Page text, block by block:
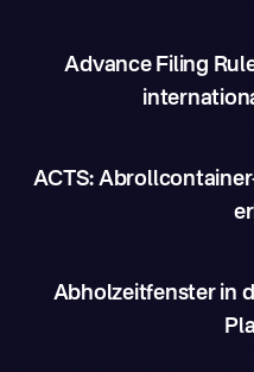
Advance Filing
ACTS:
Abholzeitfenster in